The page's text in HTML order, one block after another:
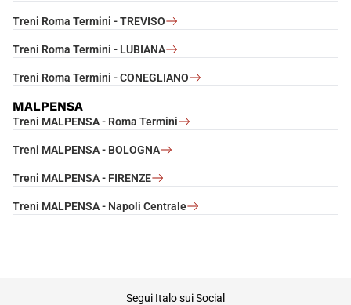
Treni Roma Termini - TREVISO
Treni Roma Termini - LUBIANA
Treni Roma Termini - CONEGLIANO
MALPENSA
Treni MALPENSA - Roma Termini
Treni MALPENSA - BOLOGNA
Treni MALPENSA - FIRENZE
Treni MALPENSA - Napoli Centrale
Segui Italo sui Social